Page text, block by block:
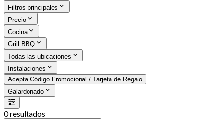
Filtros principales
Precio
Cocina
Grill BBQ
Todas las ubicaciones
Instalaciones
Acepta Código Promocional / Tarjeta de Regalo
Galardonado
0 resultados